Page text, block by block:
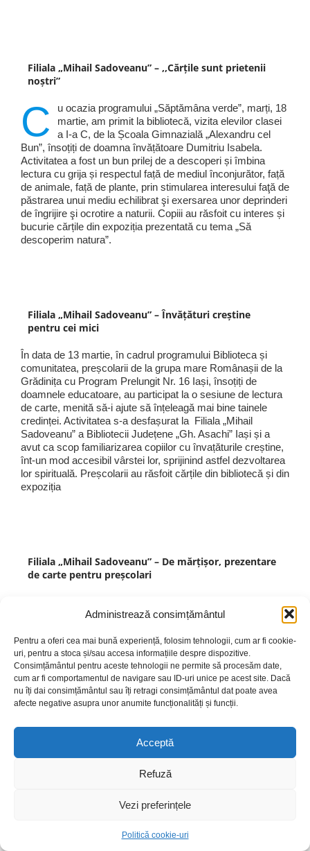
Administrează consimțământul
Pentru a oferi cea mai bună experiență, folosim tehnologii, cum ar fi cookie-
uri, pentru a stoca și/sau accesa informațiile despre dispozitive.
Consimțământul pentru aceste tehnologii ne permite să procesăm date,
cum ar fi comportamentul de navigare sau ID-uri unice pe acest site. Dacă
nu îți dai consimțământul sau îți retragi consimțământul dat poate avea
afecte negative asupra unor anumite funcționalități și funcții.
Acceptă
Refuză
Vezi preferințele
Politică cookie-uri
Filiala „Mihail Sadoveanu” – ,,Cărțile sunt prietenii
noștri”
C
u ocazia programului „Săptămâna verde”, marți, 18
martie, am primit la bibliotecă, vizita elevilor clasei
a I-a C, de la Școala Gimnazială „Alexandru cel
Bun”, însoțiți de doamna învățătoare Dumitriu Isabela.
Activitatea a fost un bun prilej de a descoperi și îmbina
lectura cu grija și respectul față de mediul înconjurător, față
de animale, față de plante, prin stimularea interesului faţă de
păstrarea unui mediu echilibrat şi exersarea unor deprinderi
de îngrijire şi ocrotire a naturii. Copiii au răsfoit cu interes și
bucurie cărțile din expoziția prezentată cu tema „Să
descoperim natura”.
Filiala „Mihail Sadoveanu” – Învățături creștine
pentru cei mici
În data de 13 martie, în cadrul programului Biblioteca și
comunitatea, preșcolarii de la grupa mare Românașii de la
Grădinița cu Program Prelungit Nr. 16 Iași, însoțiți de
doamnele educatoare, au participat la o sesiune de lectura
de carte, menită să-i ajute să înțeleagă mai bine tainele
credinței. Activitatea s-a desfașurat la Filiala „Mihail
Sadoveanu” a Bibliotecii Județene „Gh. Asachi” Iași și a
avut ca scop familiarizarea copiilor cu învațăturile creștine,
înt-un mod accesibil vârstei lor, sprijinind astfel dezvoltarea
lor spirituală. Preșcolarii au răsfoit cărțile din bibliotecă și din
expoziția
Filiala „Mihail Sadoveanu” – De mărțișor, prezentare
de carte pentru preșcolari
Normal Nr. 6, unde am petrecut o dimineață plină de
Scopul acestei vizite a fost de a-i familiariza pe cei mici cu
ideea de carte și lectură. Grădinița este locul în care
preșcolarul are primele experiențe în domeniul cititului prin
contactul direct cu cartea. Poveștile și basmele spuse
copiilor de către educatori sau bibliotecari au o valoare
formativ-educativă, contribuind la formarea unor trăsături
Filiala „Mihail Sadoveanu” – ,,Cărțile ne învață